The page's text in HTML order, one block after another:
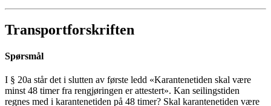
Transportforskriften
Spørsmål
I § 20a står det i slutten av første ledd «Karantenetiden skal være
minst 48 timer fra rengjøringen er attestert». Kan seilingstiden
regnes med i karantenetiden på 48 timer? Skal karantenetiden være